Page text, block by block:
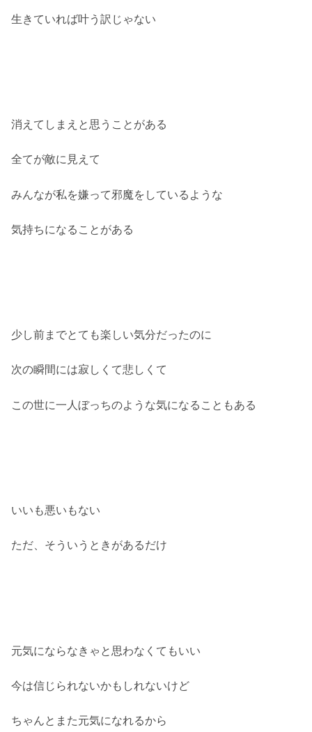
生きていれば叶う訳じゃない
消えてしまえと思うことがある
全てが敵に見えて
みんなが私を嫌って邪魔をしているような
気持ちになることがある
少し前までとても楽しい気分だったのに
次の瞬間には寂しくて悲しくて
この世に一人ぼっちのような気になることもある
いいも悪いもない
ただ、そういうときがあるだけ
元気にならなきゃと思わなくてもいい
今は信じられないかもしれないけど
ちゃんとまた元気になれるから